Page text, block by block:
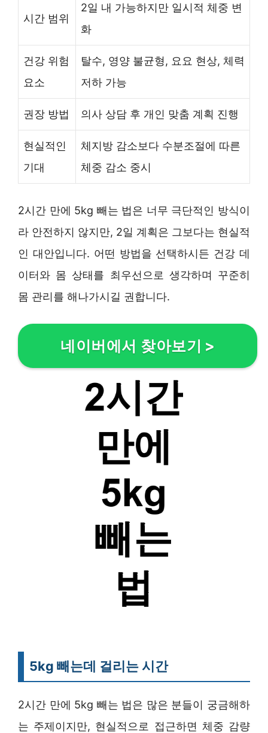
시간 범위
2일 내 가능하지만 일시적 체중 변
화
건강 위험
요소
탈수, 영양 불균형, 요요 현상, 체력
저하 가능
권장 방법 의사 상담 후 개인 맞춤 계획 진행
현실적인
기대
체지방 감소보다 수분조절에 따른
체중 감소 중시
2시간 만에 5kg 빼는 법은 너무 극단적인 방식이
라 안전하지 않지만, 2일 계획은 그보다는 현실적
인 대안입니다. 어떤 방법을 선택하시든 건강 데
이터와 몸 상태를 최우선으로 생각하며 꾸준히
몸 관리를 해나가시길 권합니다.
네이버에서 찾아보기 >
5kg 빼는데 걸리는 시간
2시간 만에 5kg 빼는 법은 많은 분들이 궁금해하
는 주제이지만, 현실적으로 접근하면 체중 감량